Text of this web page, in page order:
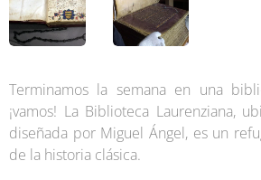
Terminamos la semana en una
¡vamos! La Biblioteca Laurenziana,
diseñada por Miguel Ángel, es un
de la historia clásica.